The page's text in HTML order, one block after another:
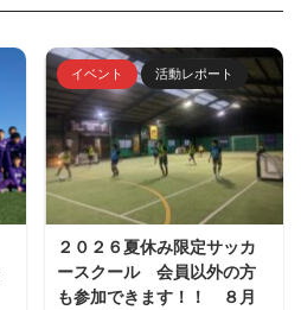
イベント 活動レポート
２０２６夏休み限定サッカ
ースクール 会員以外の方
も参加できます！！ ８月